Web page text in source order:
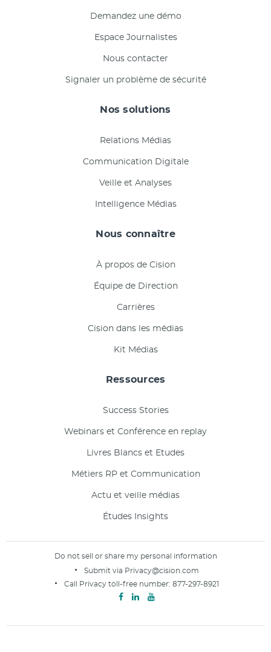
Demandez une démo
Espace Journalistes
Nous contacter
Signaler un problème de sécurité
Nos solutions
Relations Médias
Communication Digitale
Veille et Analyses
Intelligence Médias
Nous connaître
À propos de Cision
Équipe de Direction
Carrières
Cision dans les médias
Kit Médias
Ressources
Success Stories
Webinars et Conférence en replay
Livres Blancs et Etudes
Métiers RP et Communication
Actu et veille médias
Études Insights
Do not sell or share my personal information
Submit via Privacy@cision.com
Call Privacy toll-free number: 877-297-8921